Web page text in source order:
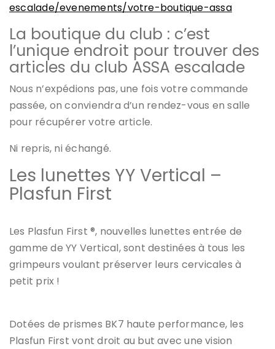
escalade/evenements/votre-boutique-assa
La boutique du club : c’est
l’unique endroit pour trouver des
articles du club ASSA escalade
Nous n’expédions pas, une fois votre commande
passée, on conviendra d’un rendez-vous en salle
pour récupérer votre article.
Ni repris, ni échangé.
Les lunettes YY Vertical –
Plasfun First
Les Plasfun First ®, nouvelles lunettes entrée de
gamme de YY Vertical, sont destinées à tous les
grimpeurs voulant préserver leurs cervicales à
petit prix !
Dotées de prismes BK7 haute performance, les
Plasfun First vont droit au but avec une vision